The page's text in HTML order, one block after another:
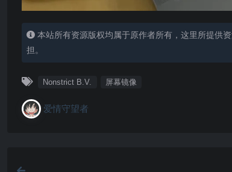
本站所有资源版权均属于原作者所有，这里所提供
担。
Nonstrict B.V. 屏幕镜像
爱情守望者